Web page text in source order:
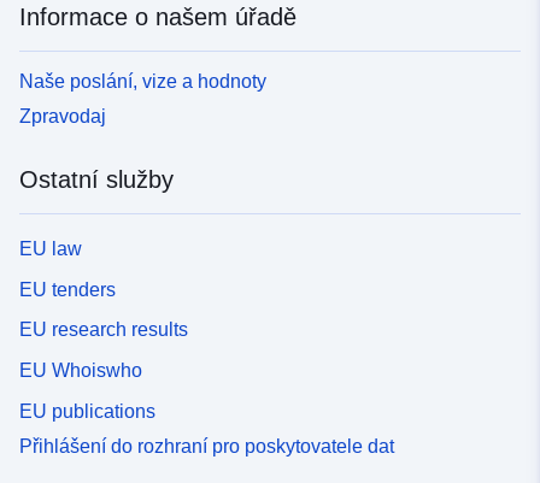
Informace o našem úřadě
Naše poslání, vize a hodnoty
Zpravodaj
Ostatní služby
EU law
EU tenders
EU research results
EU Whoiswho
EU publications
Přihlášení do rozhraní pro poskytovatele dat